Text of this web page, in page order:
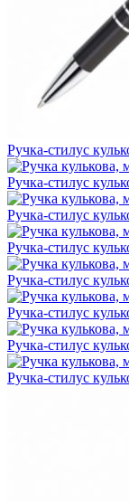
Ручка-стилус
Ручка-стилус
Ручка-стилус
Ручка-стилус
Ручка-стилус
Ручка-стилус
Ручка-стилус
Ручка-стилус